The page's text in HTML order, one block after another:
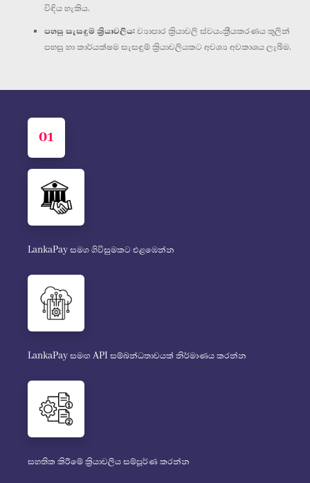
විඳිය හැකිය.
පහසු සැසඳුම් ක්‍රියාවලිය:ව්‍යාපාර ක්‍රියාවලි ස්වයංක්‍රීයකරණය තුලින්
පහසු හා කාර්යක්ෂම සැසඳුම් ක්‍රියාවලියකට අවශ්‍ය අවකාශය ලැබීම.
01
LankaPay සමග ගිවිසුමකට එළඹෙන්න
LankaPay සමඟ API සම්බන්ධතාවයක් නිර්මාණය කරන්න
සහතික කිරීමේ ක්‍රියාවලිය සම්පූර්ණ කරන්න